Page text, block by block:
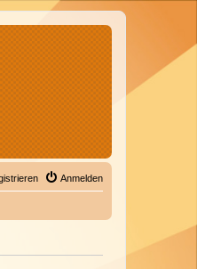
Anmelden